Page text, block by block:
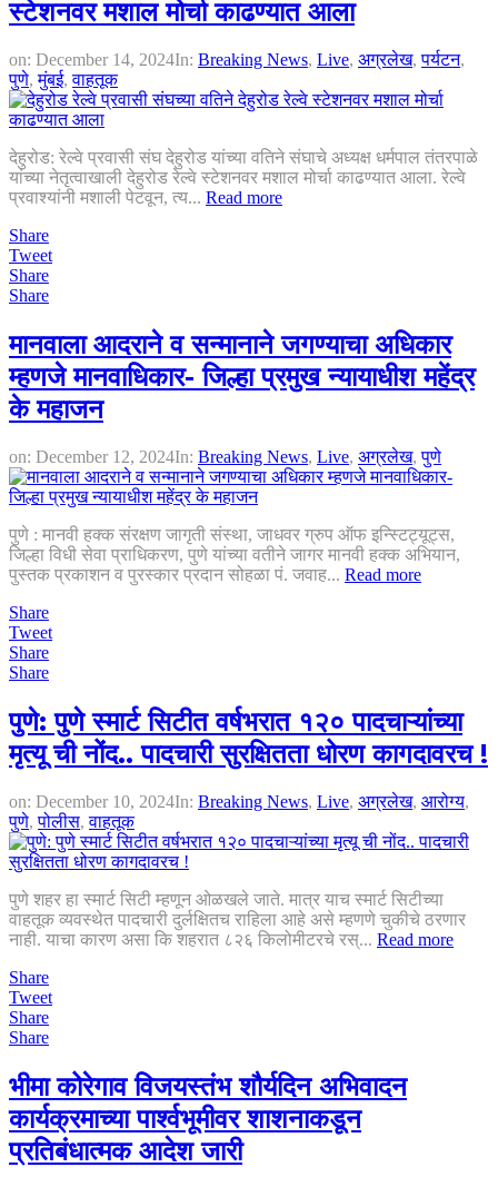
स्टेशनवर मशाल मोर्चा काढण्यात आला
on: December 14, 2024In: Breaking News, Live, अग्रलेख,पर्यटन,
पुणे,मुंबई,वाहतूक
देहुरोड: रेल्वे प्रवासी संघ देहुरोड यांच्या वतिने संघाचे अध्यक्ष धर्मपाल तंतरपाळे
यांच्या नेतृत्वाखाली देहुरोड रेल्वे स्टेशनवर मशाल मोर्चा काढण्यात आला. रेल्वे
प्रवाश्यांनी मशाली पेटवून, त्य... Read more
Share
Tweet
Share
Share
मानवाला आदराने व सन्मानाने जगण्याचा अधिकार
म्हणजे मानवाधिकार- जिल्हा प्रमुख न्यायाधीश महेंद्र
के महाजन
on: December 12, 2024In: Breaking News, Live, अग्रलेख,पुणे
पुणे : मानवी हक्क संरक्षण जागृती संस्था, जाधवर ग्रुप ऑफ इन्स्टिट्यूट्स,
जिल्हा विधी सेवा प्राधिकरण, पुणे यांच्या वतीने जागर मानवी हक्क अभियान,
पुस्तक प्रकाशन व पुरस्कार प्रदान सोहळा पं. जवाह... Read more
Share
Tweet
Share
Share
पुणे: पुणे स्मार्ट सिटीत वर्षभरात १२० पादचाऱ्यांच्या
मृत्यू ची नोंद.. पादचारी सुरक्षितता धोरण कागदावरच !
on: December 10, 2024In: Breaking News, Live, अग्रलेख, आरोग्य,
पुणे,पोलीस,वाहतूक
पुणे शहर हा स्मार्ट सिटी म्हणून ओळखले जाते. मात्र याच स्मार्ट सिटीच्या
वाहतूक व्यवस्थेत पादचारी दुर्लक्षितच राहिला आहे असे म्हणणे चुकीचे ठरणार
नाही. याचा कारण असा कि शहरात ८२६ किलोमीटरचे रस्... Read more
Share
Tweet
Share
Share
भीमा कोरेगाव विजयस्तंभ शौर्यदिन अभिवादन
कार्यक्रमाच्या पार्श्वभूमीवर शाशनाकडून
प्रतिबंधात्मक आदेश जारी